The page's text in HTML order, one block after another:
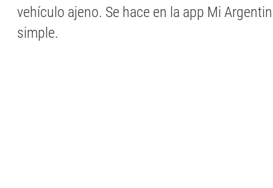
vehículo ajeno. Se hace en la app Mi
simple.